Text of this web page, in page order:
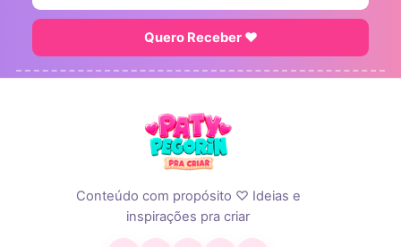
Quero Receber ♥
Conteúdo com propósito ♡ Ideias e
inspirações pra criar